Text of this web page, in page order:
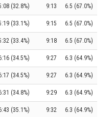
(32.8%) 9:13 6.5 (67.0%)
(33.1%) 9:15 6.5 (67.0%)
(33.4%) 9:18 6.5 (67.0%)
(34.5%) 9:27 6.3 (64.9%)
(34.5%) 9:27 6.3 (64.9%)
(34.8%) 9:29 6.3 (64.9%)
(35.1%) 9:32 6.3 (64.9%)